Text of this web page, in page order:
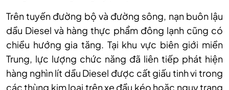
Trên tuyến đường bộ và đường sông, nạn buôn lậu
dầu Diesel và hàng thực phẩm đông lạnh cũng có
chiều hướng gia tăng. Tại khu vực biên giới miền
Trung, lực lượng chức năng đã liên tiếp phát hiện
hàng nghìn lít dầu Diesel được cất giấu tinh vi trong
các thùng kim loại trên xe đầu kéo hoặc ngụy trang